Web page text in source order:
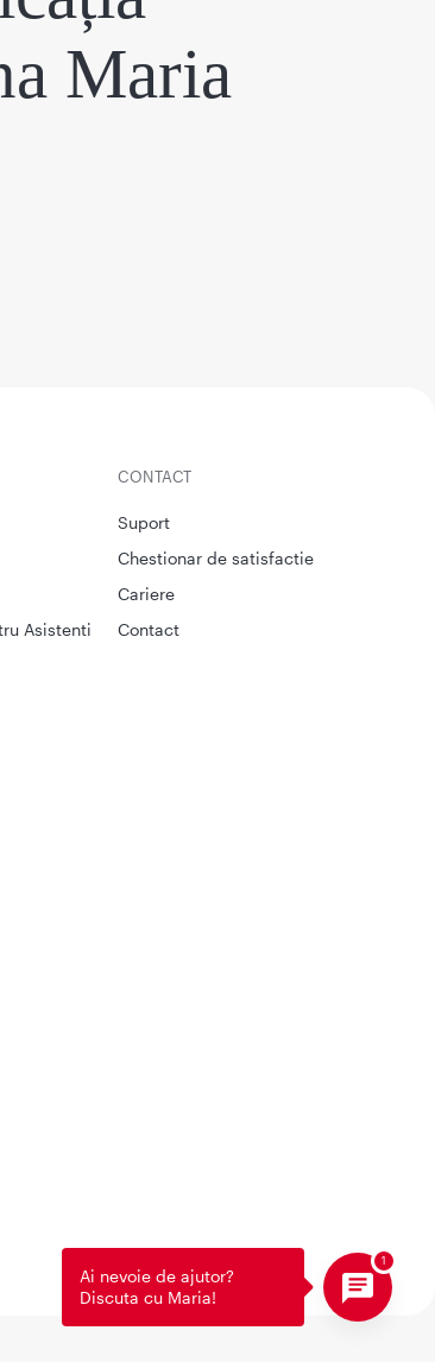
Maria
CONTACT
Suport
Chestionar de satisfactie
Cariere
Contact
Asistenti
Ai nevoie de ajutor?
Discuta cu Maria!